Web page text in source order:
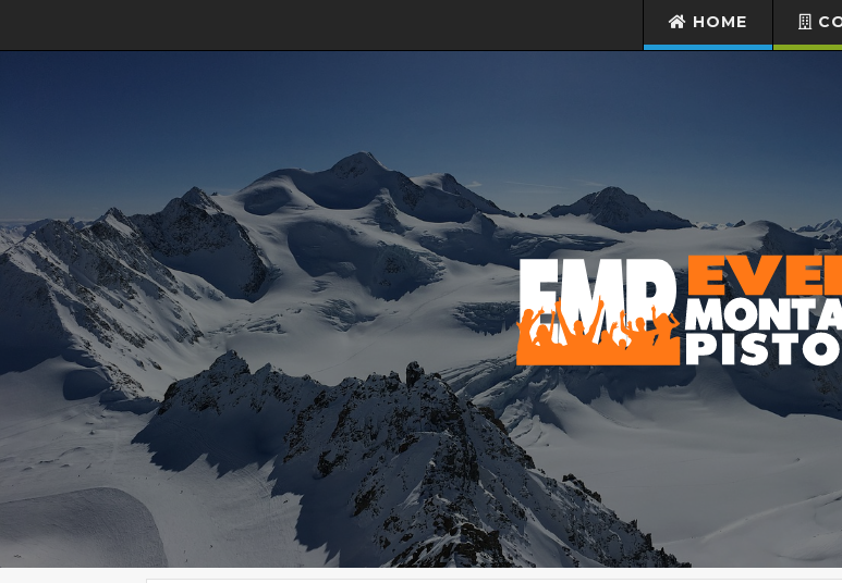
HOME